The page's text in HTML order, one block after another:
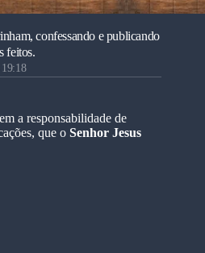
confessando e publicando
feitos.
a responsabilidade de
que o Senhor Jesus